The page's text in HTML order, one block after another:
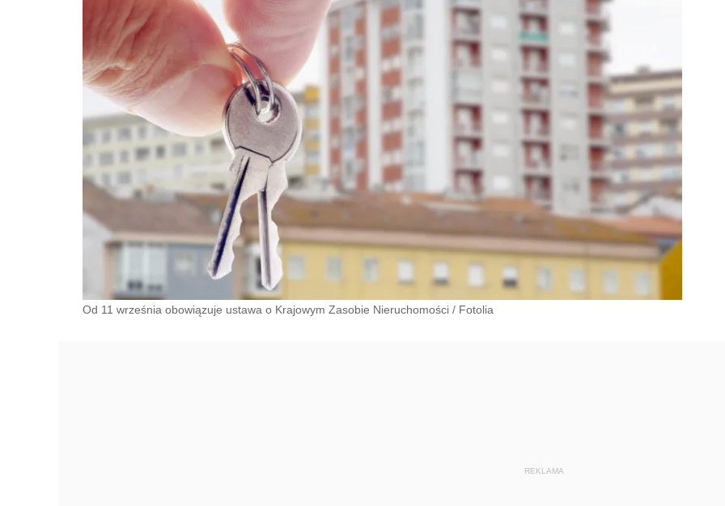
Od 11 września obowiązuje ustawa o Krajowym Zasobie Nieruchomości / Fotolia